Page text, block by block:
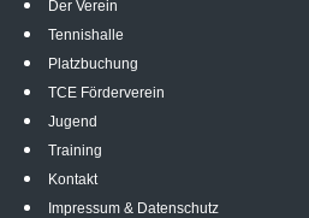
Der Verein
Tennishalle
Platzbuchung
TCE Förderverein
Jugend
Training
Kontakt
Impressum & Datenschutz